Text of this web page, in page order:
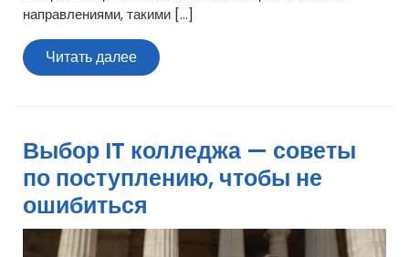
направлениями, такими […]
Читать далееЧитать
далее
Выбор IT колледжа — советы
по поступлению, чтобы не
ошибиться